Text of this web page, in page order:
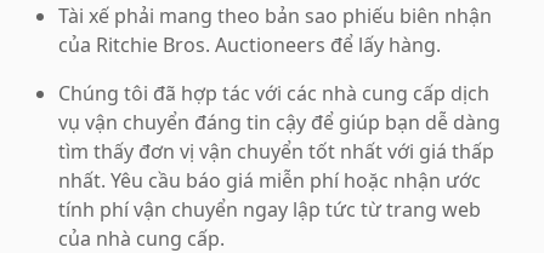
Tài xế phải mang theo bản sao phiếu biên nhận
của Ritchie Bros. Auctioneers để lấy hàng.
Chúng tôi đã hợp tác với các nhà cung cấp dịch
vụ vận chuyển đáng tin cậy để giúp bạn dễ dàng
tìm thấy đơn vị vận chuyển tốt nhất với giá thấp
nhất. Yêu cầu báo giá miễn phí hoặc nhận ước
tính phí vận chuyển ngay lập tức từ trang web
của nhà cung cấp.